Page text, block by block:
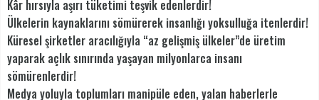
Kâr hırsıyla aşırı tüketimi teşvik edenlerdir!
Ülkelerin kaynaklarını sömürerek insanlığı yoksulluğa itenlerdir!
Küresel şirketler aracılığıyla “az gelişmiş ülkeler”de üretim
yaparak açlık sınırında yaşayan milyonlarca insanı
sömürenlerdir!
Medya yoluyla toplumları manipüle eden, yalan haberlerle